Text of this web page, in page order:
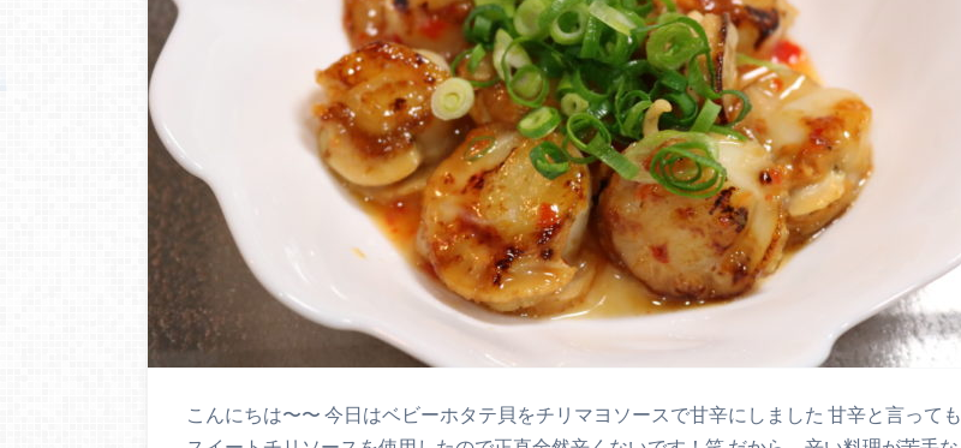
こんにちは〜〜 今日はベビーホタテ貝をチリマヨソースで甘辛にしました 甘辛と言っても